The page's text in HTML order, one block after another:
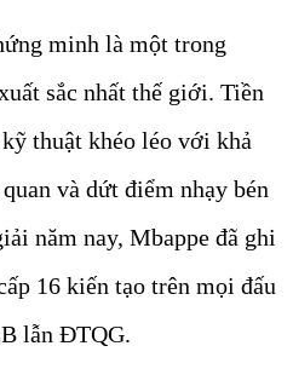
minh là một trong
sắc nhất thế giới. Tiền
thuật khéo léo với khả
và dứt điểm nhạy bén
năm nay, Mbappe đã ghi
16 kiến tạo trên mọi đấu
lẫn ĐTQG.